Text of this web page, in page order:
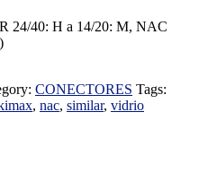
40: H a 14/20: M, NAC
CONECTORES Tags:
, nac, similar, vidrio